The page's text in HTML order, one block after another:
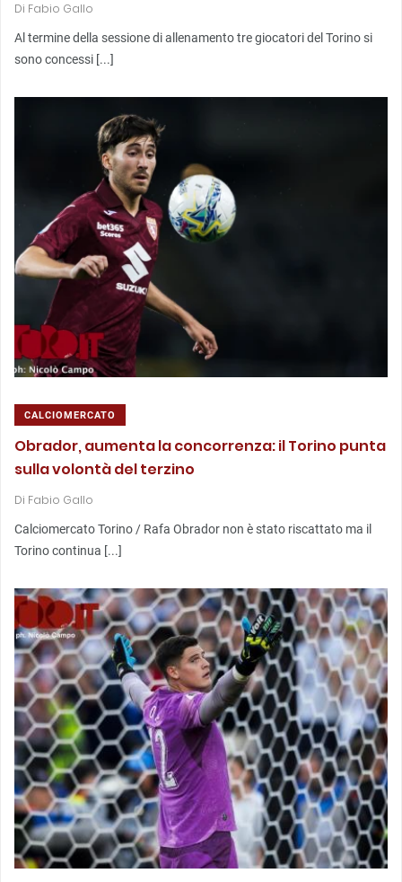
Di Fabio Gallo
Al termine della sessione di allenamento tre giocatori del Torino si
sono concessi [...]
CALCIOMERCATO
Obrador, aumenta la concorrenza: il Torino punta
sulla volontà del terzino
Di Fabio Gallo
Calciomercato Torino / Rafa Obrador non è stato riscattato ma il
Torino continua [...]